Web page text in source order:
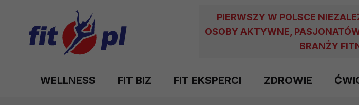
PIERWSZY W POLSCE
OSOBY AKTYWNE,
BRANŻY
WELLNESS FIT BIZ FIT EKSPERCI ZDROWIE